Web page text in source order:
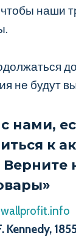
наши
не будут
нами,
к
Верните
Kennedy,